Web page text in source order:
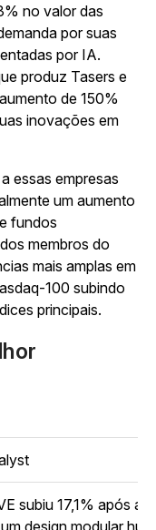
no valor das
por suas
por IA.
produz Tasers e
de 150%
inovações em
essas empresas
um aumento
fundos
membros do
mais amplas em
100 subindo
principais.
subiu 17,1% após a
design modular